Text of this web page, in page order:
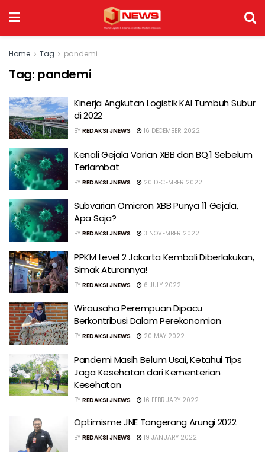
Home Tag pandemi
Tag: pandemi
Kinerja Angkutan Logistik KAI Tumbuh Subur
di 2022
BY REDAKSI JNEWS 16 DECEMBER 2022
Kenali Gejala Varian XBB dan BQ.1 Sebelum
Terlambat
BY REDAKSI JNEWS 20 DECEMBER 2022
Subvarian Omicron XBB Punya 11 Gejala,
Apa Saja?
BY REDAKSI JNEWS 3 NOVEMBER 2022
PPKM Level 2 Jakarta Kembali Diberlakukan,
Simak Aturannya!
BY REDAKSI JNEWS 6 JULY 2022
Wirausaha Perempuan Dipacu
Berkontribusi Dalam Perekonomian
BY REDAKSI JNEWS 20 MAY 2022
Pandemi Masih Belum Usai, Ketahui Tips
Jaga Kesehatan dari Kementerian
Kesehatan
BY REDAKSI JNEWS 16 FEBRUARY 2022
Optimisme JNE Tangerang Arungi 2022
BY REDAKSI JNEWS 19 JANUARY 2022